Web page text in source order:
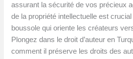
assurant la sécurité de vos précieux
de la propriété intellectuelle est
boussole qui oriente les créateurs
Plongez dans le droit d’auteur en
comment il préserve les droits des